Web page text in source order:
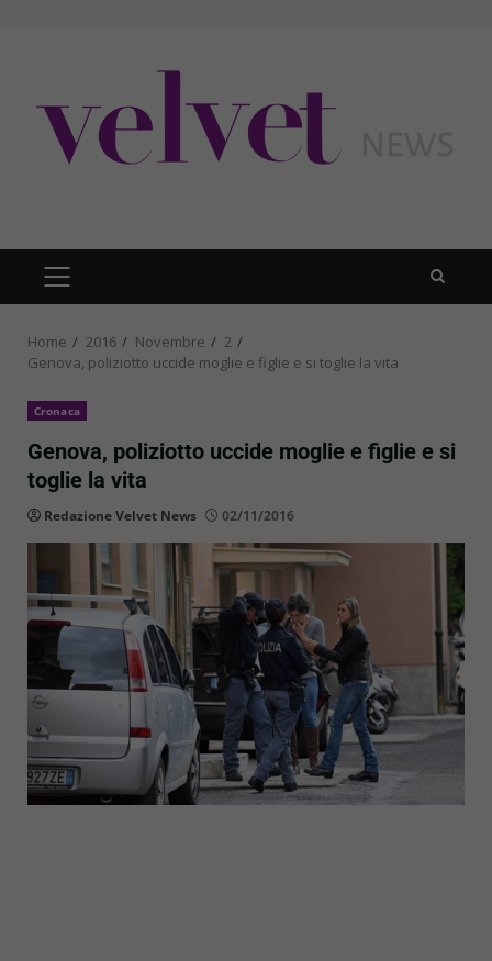
PRIMARY
MENU
Home 2016 Novembre
2
Genova, poliziotto uccide moglie e figlie e si toglie la vita
Cronaca
Genova, poliziotto uccide moglie e figlie e si
toglie la vita
Redazione Velvet News 02/11/2016